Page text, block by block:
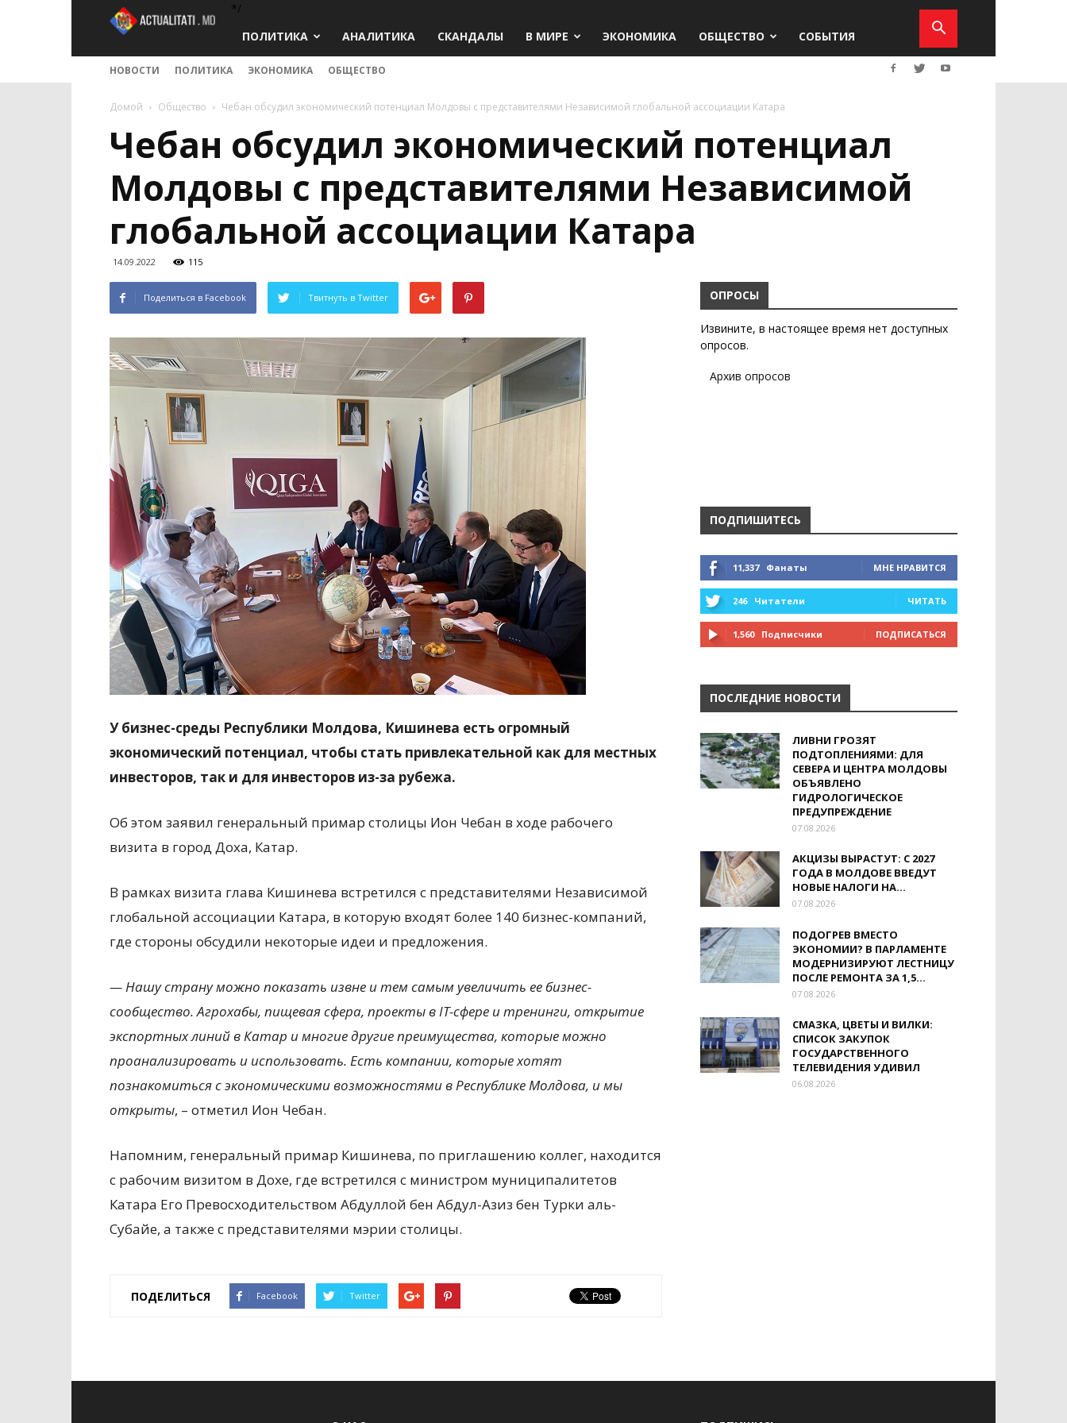
*/
ПОЛИТИКА
АНАЛИТИКА СКАНДАЛЫ В МИРЕ ЭКОНОМИКА ОБЩЕСТВО СОБЫТИЯ
НОВОСТИ ПОЛИТИКА ЭКОНОМИКА ОБЩЕСТВО
Домой Общество Чебан обсудил экономический потенциал Молдовы с представителями Независимой глобальной ассоциации Катара
Чебан обсудил экономический потенциал
Молдовы с представителями Независимой
глобальной ассоциации Катара
14.09.2022 115
Поделиться в Facebook Твитнуть в Twitter
У бизнес-среды Республики Молдова, Кишинева есть огромный
экономический потенциал, чтобы стать привлекательной как для местных
инвесторов, так и для инвесторов из-за рубежа.
Об этом заявил генеральный примар столицы Ион Чебан в ходе рабочего
визита в город Доха, Катар.
В рамках визита глава Кишинева встретился с представителями Независимой
глобальной ассоциации Катара, в которую входят более 140 бизнес-компаний,
где стороны обсудили некоторые идеи и предложения.
— Нашу страну можно показать извне и тем самым увеличить ее бизнес-
сообщество. Агрохабы, пищевая сфера, проекты в IT-сфере и тренинги, открытие
экспортных линий в Катар и многие другие преимущества, которые можно
проанализировать и использовать. Есть компании, которые хотят
познакомиться с экономическими возможностями в Республике Молдова, и мы
открыты, – отметил Ион Чебан.
Напомним, генеральный примар Кишинева, по приглашению коллег, находится
с рабочим визитом в Дохе, где встретился с министром муниципалитетов
Катара Его Превосходительством Абдуллой бен Абдул-Азиз бен Турки аль-
Субайе, а также с представителями мэрии столицы.
ПОДЕЛИТЬСЯ Facebook Twitter
ОПРОСЫ
Извините, в настоящее время нет доступных
опросов.
Архив опросов
ПОДПИШИТЕСЬ
11,337 Фанаты МНЕ НРАВИТСЯ
246 Читатели ЧИТАТЬ
1,560 Подписчики ПОДПИСАТЬСЯ
ПОСЛЕДНИЕ НОВОСТИ
ЛИВНИ ГРОЗЯТ
ПОДТОПЛЕНИЯМИ: ДЛЯ
СЕВЕРА И ЦЕНТРА МОЛДОВЫ
ОБЪЯВЛЕНО
ГИДРОЛОГИЧЕСКОЕ
ПРЕДУПРЕЖДЕНИЕ
07.08.2026
АКЦИЗЫ ВЫРАСТУТ: С 2027
ГОДА В МОЛДОВЕ ВВЕДУТ
НОВЫЕ НАЛОГИ НА...
07.08.2026
ПОДОГРЕВ ВМЕСТО
ЭКОНОМИИ? В ПАРЛАМЕНТЕ
МОДЕРНИЗИРУЮТ ЛЕСТНИЦУ
ПОСЛЕ РЕМОНТА ЗА 1,5...
07.08.2026
СМАЗКА, ЦВЕТЫ И ВИЛКИ:
СПИСОК ЗАКУПОК
ГОСУДАРСТВЕННОГО
ТЕЛЕВИДЕНИЯ УДИВИЛ
06.08.2026